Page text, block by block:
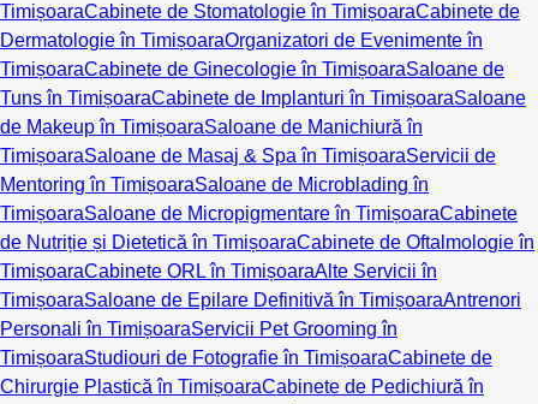
TimișoaraCabinete de Stomatologie în TimișoaraCabinete de
Dermatologie în TimișoaraOrganizatori de Evenimente în
TimișoaraCabinete de Ginecologie în TimișoaraSaloane de
Tuns în TimișoaraCabinete de Implanturi în TimișoaraSaloane
de Makeup în TimișoaraSaloane de Manichiură în
TimișoaraSaloane de Masaj & Spa în TimișoaraServicii de
Mentoring în TimișoaraSaloane de Microblading în
TimișoaraSaloane de Micropigmentare în TimișoaraCabinete
de Nutriție și Dietetică în TimișoaraCabinete de Oftalmologie în
TimișoaraCabinete ORL în TimișoaraAlte Servicii în
TimișoaraSaloane de Epilare Definitivă în TimișoaraAntrenori
Personali în TimișoaraServicii Pet Grooming în
TimișoaraStudiouri de Fotografie în TimișoaraCabinete de
Chirurgie Plastică în TimișoaraCabinete de Pedichiură în